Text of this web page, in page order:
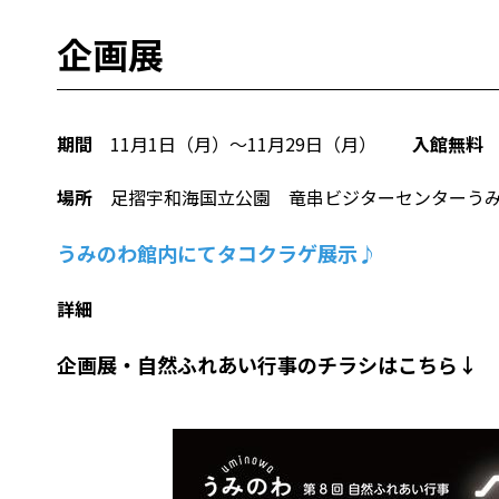
企画展
期間 11月1日（月）～11月29日（月） 入館無料
場所 足摺宇和海国立公園 竜串ビジターセンターう
うみのわ館内にてタコクラゲ展示♪
詳細
企画展・自然ふれあい行事のチラシはこちら↓